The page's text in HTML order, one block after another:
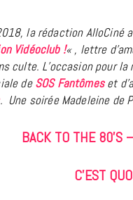
la rédaction AlloCiné
Vidéoclub !« , lettre
culte. L’occasion pour
deSOS Fantômeset
. Une soirée Madeleine de
BACK TO THE 80’S
C’EST